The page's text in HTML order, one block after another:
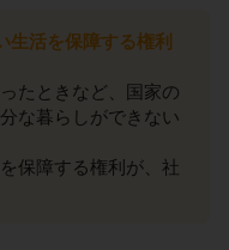
生活を保障する権利
たときなど、国家の
な暮らしができない
保障する権利が、社